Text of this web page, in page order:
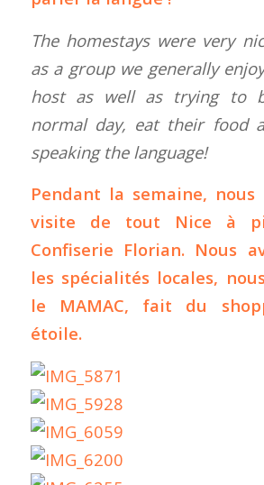
The homestays were very
as a group we generally
host as well as trying to
normal day, eat their food
speaking the language!
Pendant la semaine,
visite de tout Nice à
Confiserie Florian. Nous
les spécialités locales,
le MAMAC, fait du
étoile.